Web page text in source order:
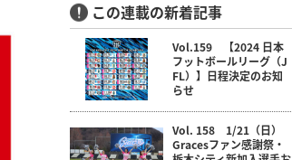
この連載の新着記事
Vol.159 【2024 日本
フットボールリーグ（J
FL）】日程決定のお知
らせ
Vol. 158 1/21（日）
Gracesファン感謝祭・